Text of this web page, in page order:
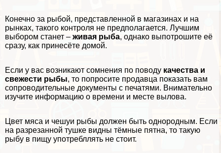
Конечно за рыбой, представленной в магазинах и на
рынках, такого контроля не предполагается. Лучшим
выбором станет – живая рыба, однако выпотрошите её
сразу, как принесёте домой.
Если у вас возникают сомнения по поводу качества и
свежести рыбы, то попросите продавца показать вам
сопроводительные документы с печатями. Внимательно
изучите информацию о времени и месте вылова.
Цвет мяса и чешуи рыбы должен быть однородным. Если
на разрезанной тушке видны тёмные пятна, то такую
рыбу в пищу употрeбллять не стоит.